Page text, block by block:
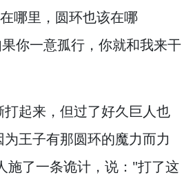
哪里， 圆环也该在哪
你一意孤行， 你就和我来干
起来， 但过了好久巨人也
为王子有那圆环的魔力而力
施了一条诡计， 说："打了这